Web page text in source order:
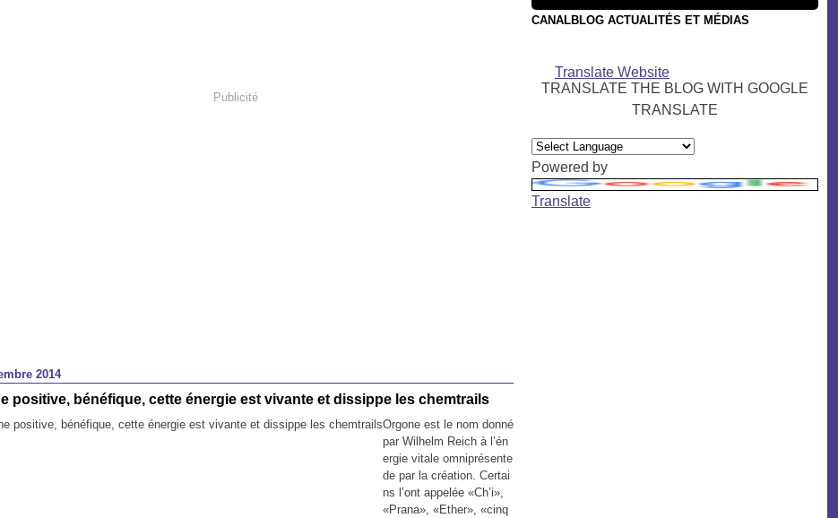
Publicité
2014
positive, bénéfique, cette énergie est vivante et dissippe les chemtrails
Orgone est le nom donné
par Wilhelm Reich à l’én
ergie vitale omniprésente
de par la création. Certai
ns l’ont appelée «Ch’i»,
«Prana», «Ether», «cinq
CANALBLOG ACTUALITÉS ET MÉDIAS
Translate Website
TRANSLATE THE BLOG WITH GOOGLE
TRANSLATE
Powered by
Translate